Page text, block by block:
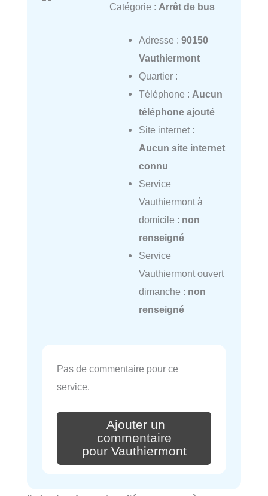
Catégorie : Arrêt de bus
Adresse : 90150
Vauthiermont
Quartier :
Téléphone : Aucun
téléphone ajouté
Site internet :
Aucun site internet
connu
Service
Vauthiermont à
domicile : non
renseigné
Service
Vauthiermont ouvert
dimanche : non
renseigné
Pas de commentaire pour ce
service.
Ajouter un
commentaire
pour Vauthiermont